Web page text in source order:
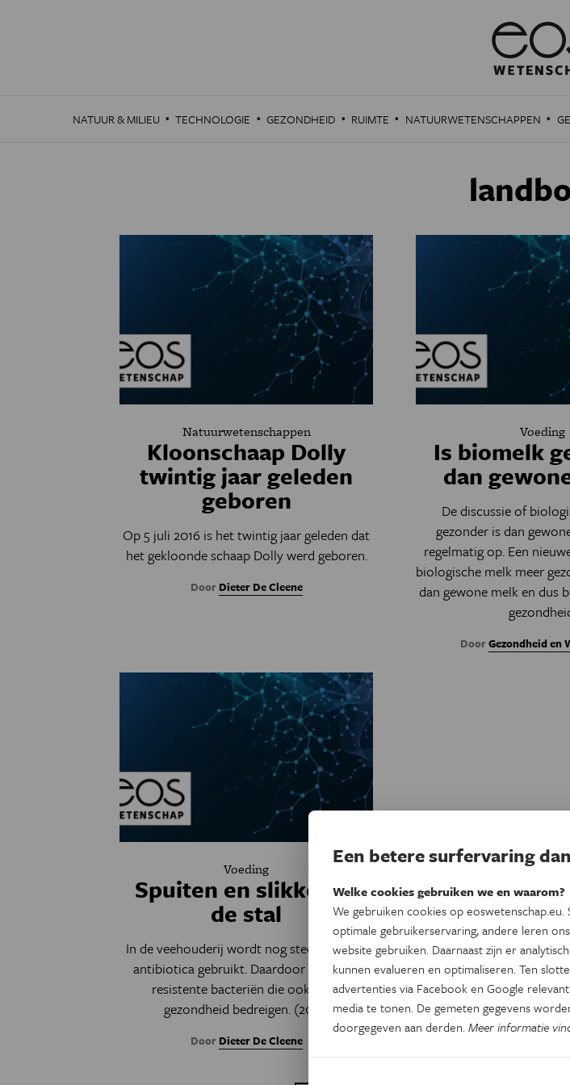
NATUUR & MILIEU · TECHNOLOGIE · GEZONDHEID · RUIMTE · NATUURWETENSCHAPPEN ·
Natuurwetenschappen
Kloonschaap Dolly
twintig jaar geleden
geboren
Op 5 juli 2016 is het twintig jaar geleden dat
het gekloonde schaap Dolly werd geboren.
Door Dieter De Cleene
Voeding
Is biomelk
dan
De discussie of
gezonder is dan
regelmatig op. Een
biologische melk meer
dan gewone melk en dus
DoorGezondheid en
Voeding
Spuiten en slikken in
de stal
In de veehouderij wordt nog steeds te veel
antibiotica gebruikt. Daardoor ontstaan
resistente bacteriën die ook onze
gezondheid bedreigen. (2013)
Door Dieter De Cleene
Een betere surfervaring
Welke cookies gebruiken we en waarom?
We gebruiken cookies op
optimale gebruikerservaring, andere leren
website gebruiken. Daarnaast zijn er
kunnen evalueren en optimaliseren. Ten
advertenties via Facebook en Google
media te tonen. De gemeten gegevens
doorgegeven aan derden.Meer informatie